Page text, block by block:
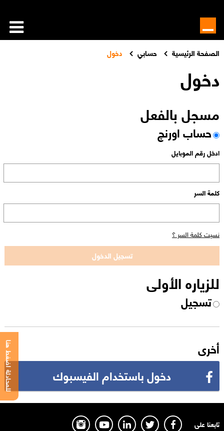
الصفحة الرئيسية حسابي دخول
دخول
مسجل بالفعل
حساب اورنچ
ادخل رقم الموبايل
كلمة السر
نسيت كلمة السر ؟
للزياره الأولى
تسجيل
أخرى
دخول باستخدام الفيسبوك
للمحادثة اضغط هنا
تابعنا على